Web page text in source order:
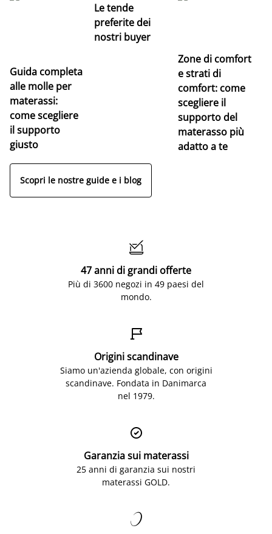
Guida completa
alle molle per
materassi:
come scegliere
il supporto
giusto
Le tende
preferite dei
nostri buyer
Zone di comfort
e strati di
comfort: come
scegliere il
supporto del
materasso più
adatto a te
Scopri le nostre guide e i blog

47 anni di grandi offerte
Più di 3600 negozi in 49 paesi del
mondo.

Origini scandinave
Siamo un'azienda globale, con origini
scandinave. Fondata in Danimarca
nel 1979.

Garanzia sui materassi
25 anni di garanzia sui nostri
materassi GOLD.
